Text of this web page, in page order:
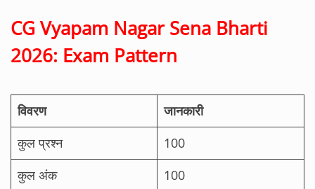
CG Vyapam Nagar Sena Bharti
2026: Exam Pattern
विवरण
जानकारी
कुल प्रश्न
100
कुल अंक
100